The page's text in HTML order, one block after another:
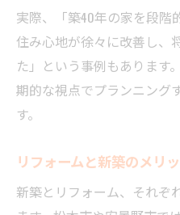
リフォームで叶え
計画
リフォームの実
実際、「築40年の家を段階
住み心地が徐々に改善し、
た」という事例もあります
期的な視点でプランニング
す。
リフォームと新築のメリ
新築とリフォーム、それぞ